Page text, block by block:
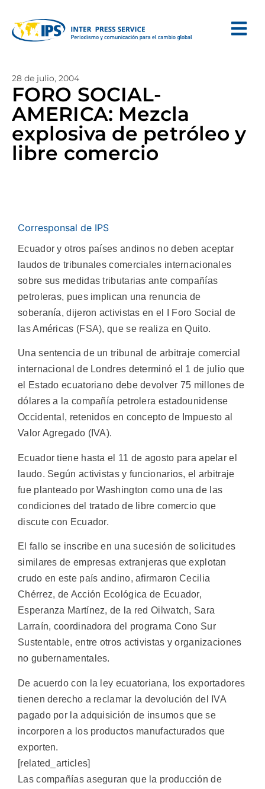
28 de julio, 2004
FORO SOCIAL-
AMERICA: Mezcla
explosiva de petróleo y
libre comercio
Corresponsal de IPS
Ecuador y otros países andinos no deben aceptar
laudos de tribunales comerciales internacionales
sobre sus medidas tributarias ante compañías
petroleras, pues implican una renuncia de
soberanía, dijeron activistas en el I Foro Social de
las Américas (FSA), que se realiza en Quito.
Una sentencia de un tribunal de arbitraje comercial
internacional de Londres determinó el 1 de julio que
el Estado ecuatoriano debe devolver 75 millones de
dólares a la compañía petrolera estadounidense
Occidental, retenidos en concepto de Impuesto al
Valor Agregado (IVA).
Ecuador tiene hasta el 11 de agosto para apelar el
laudo. Según activistas y funcionarios, el arbitraje
fue planteado por Washington como una de las
condiciones del tratado de libre comercio que
discute con Ecuador.
El fallo se inscribe en una sucesión de solicitudes
similares de empresas extranjeras que explotan
crudo en este país andino, afirmaron Cecilia
Chérrez, de Acción Ecológica de Ecuador,
Esperanza Martínez, de la red Oilwatch, Sara
Larraín, coordinadora del programa Cono Sur
Sustentable, entre otros activistas y organizaciones
no gubernamentales.
De acuerdo con la ley ecuatoriana, los exportadores
tienen derecho a reclamar la devolución del IVA
pagado por la adquisición de insumos que se
incorporen a los productos manufacturados que
exporten.
[related_articles]
Las compañías aseguran que la producción de